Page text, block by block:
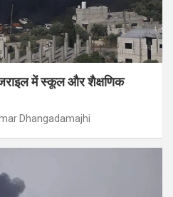
में स्कूल और शैक्षणिक
Dhangadamajhi